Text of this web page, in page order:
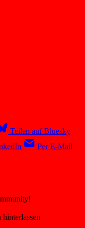
Teilen auf Bluesky
Per E-Mail